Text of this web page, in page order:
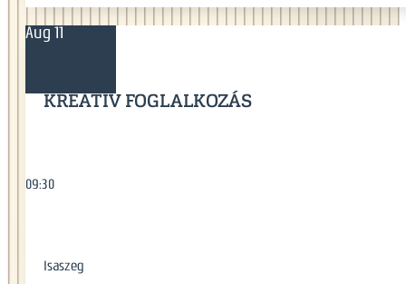
Aug 11
KREATÍV FOGLALKOZÁS
09:30
Isaszeg